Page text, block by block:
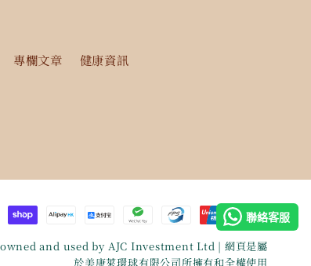
專欄文章 健康資訊
and used by AJC Investment Ltd | 網頁是屬
於美康萊環球有限公司所擁有和全權使用
聯絡客服